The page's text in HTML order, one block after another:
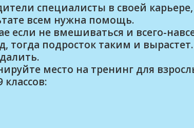
специалисты в своей
всем нужна помощь.
если не вмешиваться и всего-
тогда подросток таким и
место на тренинг для
классов: